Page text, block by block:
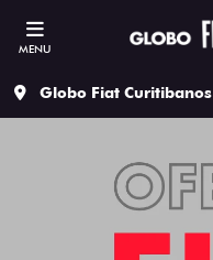
MENU
Globo Fiat Curitibanos